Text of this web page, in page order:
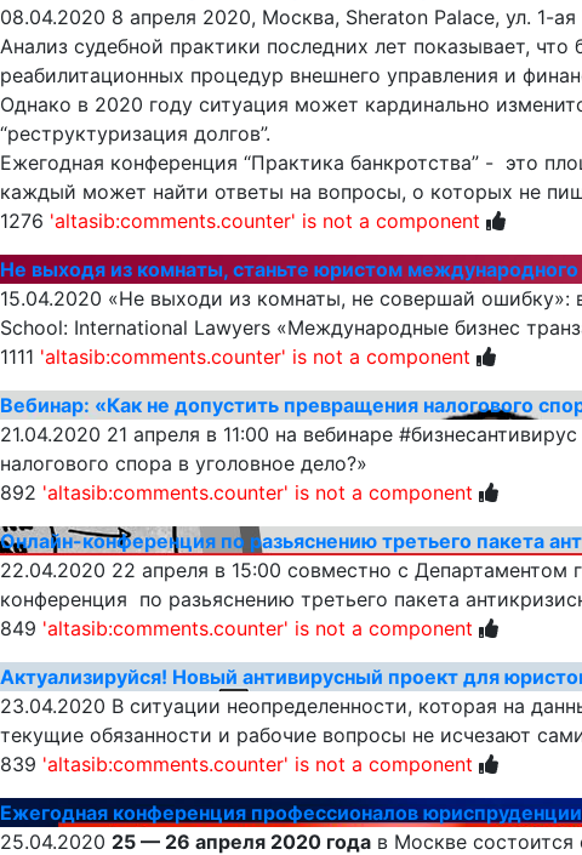
08.04.2020 8 апреля 2020, Москва, Sheraton Palace, ул. 1-
Анализ судебной практики последних лет показывает,
реабилитационных процедур внешнего управления и
Однако в 2020 году ситуация может кардинально
“реструктуризация долгов”.
Ежегодная конференция “Практика банкротства” - это
каждый может найти ответы на вопросы, о которых не
1276 'altasib:comments.counter' is not a component
Не выходя из комнаты, станьте юристом международного
15.04.2020 «Не выходи из комнаты, не совершай ошибку»:
School: International Lawyers «Международные бизнес
1111 'altasib:comments.counter' is not a component
Вебинар: «Как не допустить превращения налогового
21.04.2020 21 апреля в 11:00 на вебинаре
налогового спора в уголовное дело?»
892 'altasib:comments.counter' is not a component
Онлайн-конференция по разьяснению третьего пакета
22.04.2020 22 апреля в 15:00 совместно с
конференция по разьяснению третьего пакета
849 'altasib:comments.counter' is not a component
Актуализируйся! Новый антивирусный проект для
23.04.2020 В ситуации неопределенности, которая на
текущие обязанности и рабочие вопросы не исчезают
839 'altasib:comments.counter' is not a component
Ежегодная конференция профессионалов
25.04.2020 25 — 26 апреля 2020 года в Москве